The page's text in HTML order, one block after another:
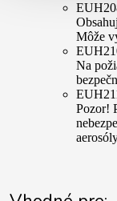
Môže
Na
Pozor!